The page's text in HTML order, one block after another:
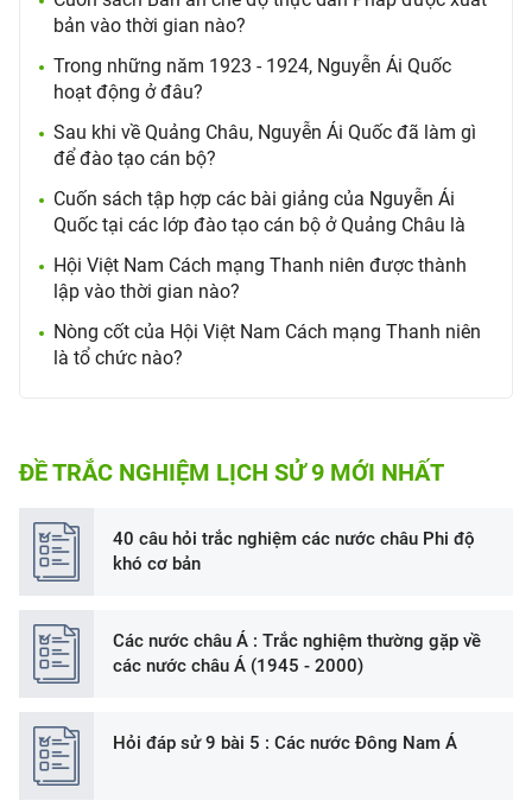
bản vào thời gian nào?
Trong những năm 1923 - 1924, Nguyễn Ái Quốc
hoạt động ở đâu?
Sau khi về Quảng Châu, Nguyễn Ái Quốc đã làm gì
để đào tạo cán bộ?
Cuốn sách tập hợp các bài giảng của Nguyễn Ái
Quốc tại các lớp đào tạo cán bộ ở Quảng Châu là
Hội Việt Nam Cách mạng Thanh niên được thành
lập vào thời gian nào?
Nòng cốt của Hội Việt Nam Cách mạng Thanh niên
là tổ chức nào?
ĐỀ TRẮC NGHIỆM LỊCH SỬ 9 MỚI NHẤT
40 câu hỏi trắc nghiệm các nước châu Phi độ
khó cơ bản
Các nước châu Á : Trắc nghiệm thường gặp về
các nước châu Á (1945 - 2000)
Hỏi đáp sử 9 bài 5 : Các nước Đông Nam Á